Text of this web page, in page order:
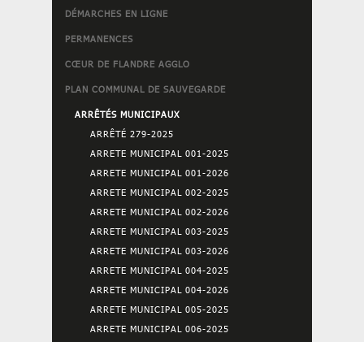
DÉMARCHES EN LIGNE
PERMANENCES
CŒUR DE FLANDRE AGGLO
PLAN COMMUNAL DE SAUVEGARDE
ARRÊTÉS MUNICIPAUX
ARRÊTÉ 279-2025
ARRETE MUNICIPAL 001-2025
ARRETE MUNICIPAL 001-2026
ARRETE MUNICIPAL 002-2025
ARRETE MUNICIPAL 002-2026
ARRETE MUNICIPAL 003-2025
ARRETE MUNICIPAL 003-2026
ARRETE MUNICIPAL 004-2025
ARRETE MUNICIPAL 004-2026
ARRETE MUNICIPAL 005-2025
ARRETE MUNICIPAL 006-2025